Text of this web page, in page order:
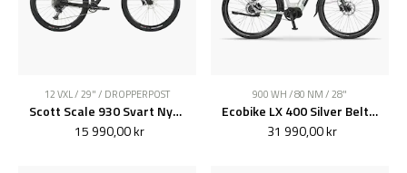
12 VXL / 29" / DROPPERPOST
Scott Scale 930 Svart Nyhet 2026
15 990,00 kr
900 WH / 80 NM / 28"
Ecobike LX 400 Silver Belt Nyhet 2026
31 990,00 kr